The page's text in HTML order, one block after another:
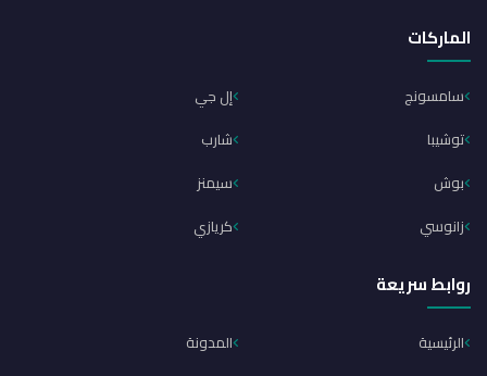
الماركات
سامسونج
إل جي
توشيبا
شارب
بوش
سيمنز
زانوسي
كريازي
روابط سريعة
الرئيسية
المدونة